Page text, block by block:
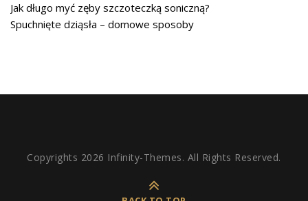
Jak długo myć zęby szczoteczką soniczną?
Spuchnięte dziąsła – domowe sposoby
Copyrights 2026 Infinity-Themes. All Rights Reserved.